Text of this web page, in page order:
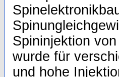
Spininjektion
wurde für
und hohe